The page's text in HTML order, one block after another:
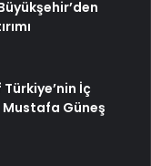
İç
Güneş